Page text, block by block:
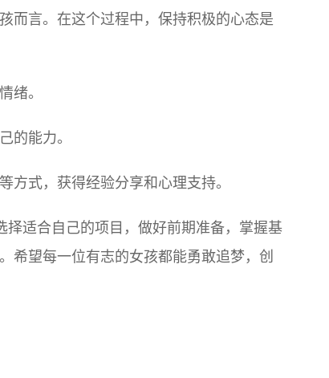
而言。在这个过程中，保持积极的心态是
绪。
的能力。
方式，获得经验分享和心理支持。
适合自己的项目，做好前期准备，掌握基
希望每一位有志的女孩都能勇敢追梦，创